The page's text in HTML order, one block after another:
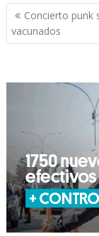
Navegación
de
entradas
Concierto punk
vacunados